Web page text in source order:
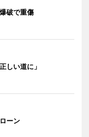
破で重傷
しい道に」
ーン